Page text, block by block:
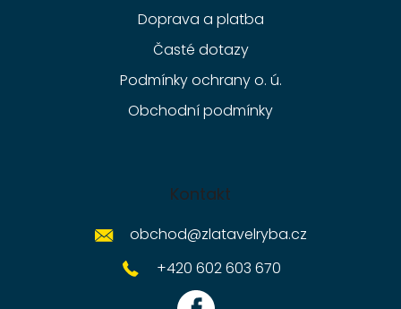
Doprava a platba
Časté dotazy
Podmínky ochrany o. ú.
Obchodní podmínky
Kontakt
obchod@zlatavelryba.cz
+420 602 603 670